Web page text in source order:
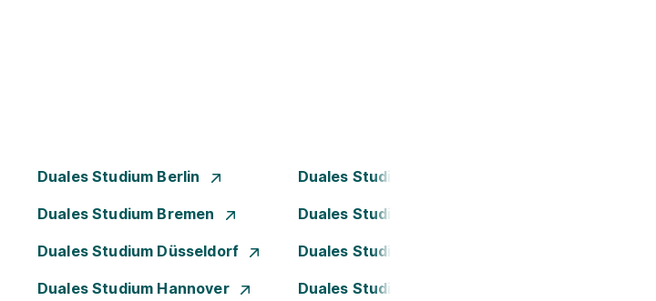
Duales Studium Berlin Duales Studium Bielefeld
Duales Studium Bremen Duales Studium Darmstadt
Duales Studium Düsseldorf Duales Studium Essen
Duales Studium Hannover Duales Studium Kassel